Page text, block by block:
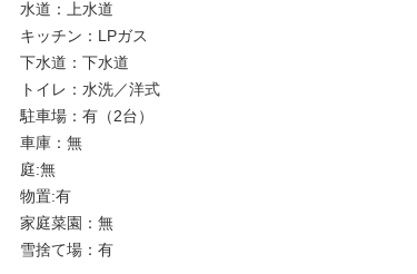
水道：上水道
キッチン：LPガス
下水道：下水道
トイレ：水洗／洋式
駐車場：有（2台）
車庫：無
庭:無
物置:有
家庭菜園：無
雪捨て場：有